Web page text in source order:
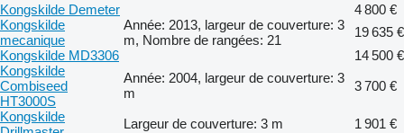
Kongskilde Demeter
4 800 €
Kongskilde
mecanique
Année: 2013, largeur de couverture: 3
m, Nombre de rangées: 21
19 635 €
Kongskilde MD3306
14 500 €
Kongskilde
Combiseed
HT3000S
Année: 2004, largeur de couverture: 3
m
3 700 €
Kongskilde
Largeur de couverture: 3 m
1 901 €